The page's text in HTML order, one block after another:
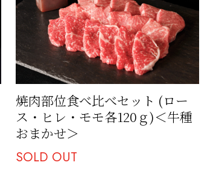
焼肉部位食べ比べセット (ロー
ス・ヒレ・モモ各120ｇ)＜牛種
おまかせ＞
SOLD OUT